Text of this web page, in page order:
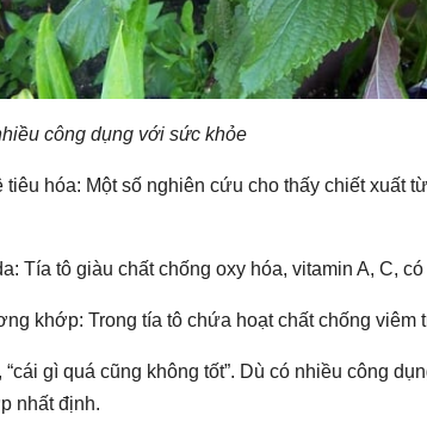
công dụng với sức khỏe
tiêu hóa: Một số nghiên cứu cho thấy chiết xuất
Tía tô giàu chất chống oxy hóa, vitamin A, C,
khớp: Trong tía tô chứa hoạt chất chống
“cái gì quá cũng không tốt”. Dù có nhiều công
nhất định.